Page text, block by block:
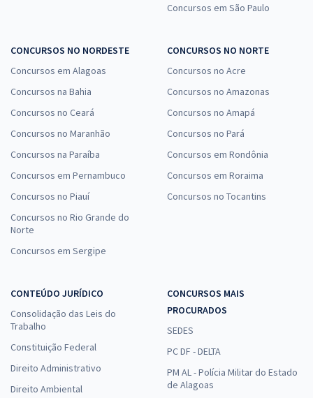
Concursos em São Paulo
CONCURSOS NO NORDESTE
Concursos em Alagoas
Concursos na Bahia
Concursos no Ceará
Concursos no Maranhão
Concursos na Paraíba
Concursos em Pernambuco
Concursos no Piauí
Concursos no Rio Grande do
Norte
Concursos em Sergipe
CONCURSOS NO NORTE
Concursos no Acre
Concursos no Amazonas
Concursos no Amapá
Concursos no Pará
Concursos em Rondônia
Concursos em Roraima
Concursos no Tocantins
CONTEÚDO JURÍDICO
Consolidação das Leis do
Trabalho
Constituição Federal
Direito Administrativo
Direito Ambiental
CONCURSOS MAIS
PROCURADOS
SEDES
PC DF - DELTA
PM AL - Polícia Militar do Estado
de Alagoas